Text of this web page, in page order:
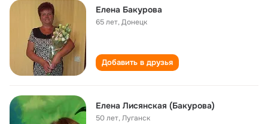
Елена Бакурова
65 лет,Донецк
Добавить в друзья
Елена Лисянская (Бакурова)
50 лет,Луганск